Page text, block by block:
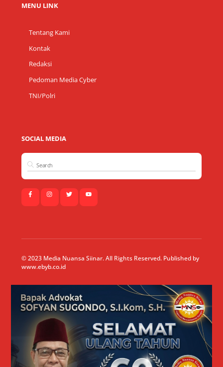
MENU LINK
Tentang Kami
Kontak
Redaksi
Pedoman Media Cyber
TNI/Polri
SOCIAL MEDIA
© 2023 Media Nuansa Siinar. All Rights Reserved. Published by
www.ebyb.co.id